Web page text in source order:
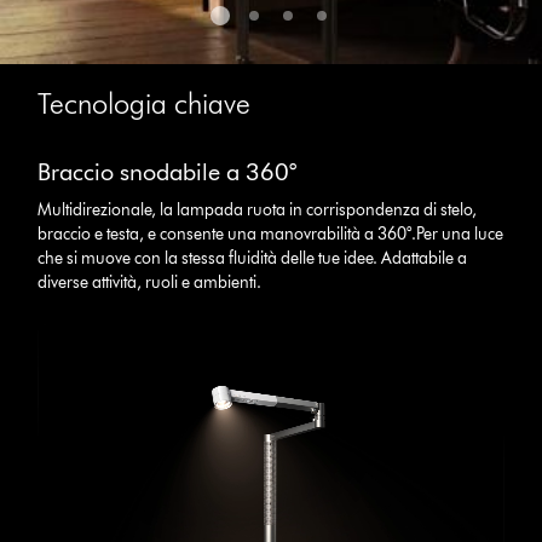
Tecnologia chiave
Braccio snodabile a 360°
Multidirezionale, la lampada ruota in corrispondenza di stelo,
braccio e testa, e consente una manovrabilità a 360°.Per una luce
che si muove con la stessa fluidità delle tue idee. Adattabile a
diverse attività, ruoli e ambienti.
Apri
trascrizione
video